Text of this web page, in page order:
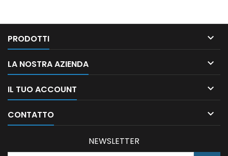
PRODOTTI 
LA NOSTRA AZIENDA 
IL TUO ACCOUNT 
CONTATTO 
NEWSLETTER